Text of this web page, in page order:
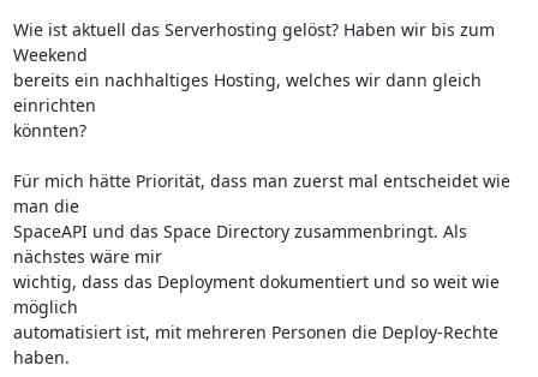
Wie ist aktuell das Serverhosting gelöst? Haben wir bis zum
Weekend
bereits ein nachhaltiges Hosting, welches wir dann gleich
einrichten
könnten?
Für mich hätte Priorität, dass man zuerst mal entscheidet wie
man die
SpaceAPI und das Space Directory zusammenbringt. Als
nächstes wäre mir
wichtig, dass das Deployment dokumentiert und so weit wie
möglich
automatisiert ist, mit mehreren Personen die Deploy-Rechte
haben.